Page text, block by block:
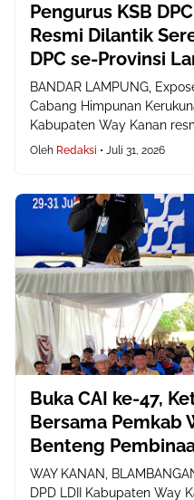
Pengurus KSB
Resmi Dilantik
DPC se-Provinsi
BANDAR LAMPUNG,
Cabang Himpunan
Kabupaten Way Kanan
Oleh Redaksi • Juli 31, 2026
Buka CAI ke-47,
Bersama Pemkab
Benteng
WAY KANAN,
DPD LDII Kabupaten Way